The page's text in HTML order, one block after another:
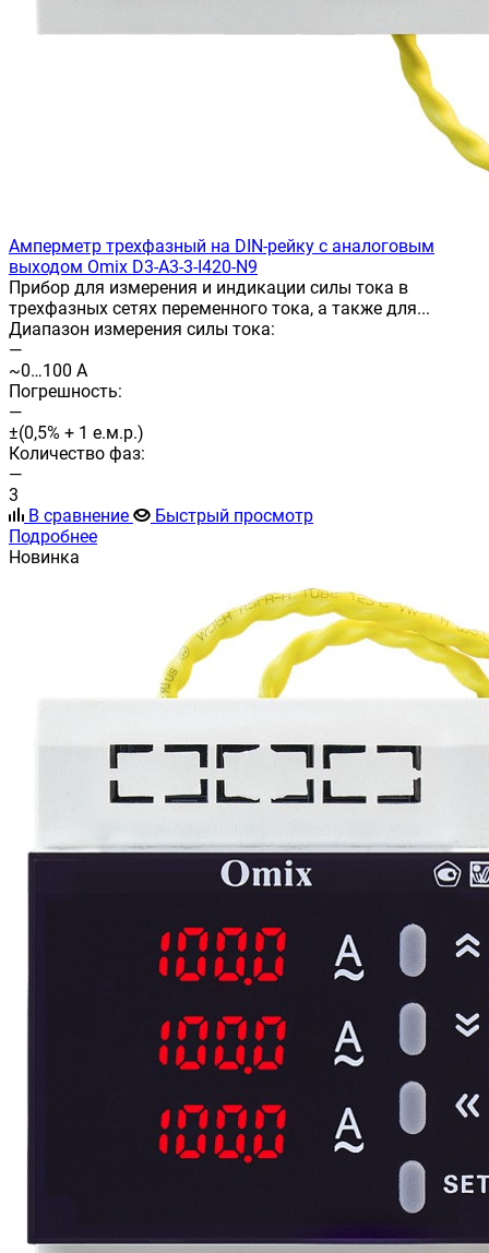
Амперметр трехфазный на DIN-рейку с аналоговым
выходом Omix D3-A3-3-I420-N9
Прибор для измерения и индикации силы тока в
трехфазных сетях переменного тока, а также для...
Диапазон измерения силы тока:
—
~0…100 А
Погрешность:
—
±(0,5% + 1 е.м.р.)
Количество фаз:
—
3
В сравнение
Быстрый просмотр
Подробнее
Новинка